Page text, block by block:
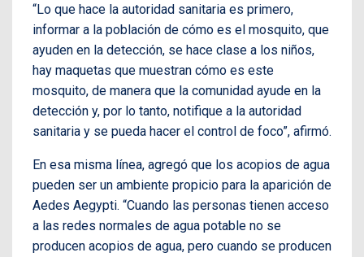
“Lo que hace la autoridad sanitaria es primero,
informar a la población de cómo es el mosquito, que
ayuden en la detección, se hace clase a los niños,
hay maquetas que muestran cómo es este
mosquito, de manera que la comunidad ayude en la
detección y, por lo tanto, notifique a la autoridad
sanitaria y se pueda hacer el control de foco”, afirmó.
En esa misma línea, agregó que los acopios de agua
pueden ser un ambiente propicio para la aparición de
Aedes Aegypti. “Cuando las personas tienen acceso
a las redes normales de agua potable no se
producen acopios de agua, pero cuando se producen